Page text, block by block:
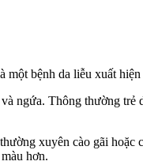
một bệnh da liễu xuất
ngứa. Thông thường
xuyên cào gãi
hơn.